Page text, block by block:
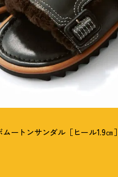
ートンサンダル［ヒール1.9